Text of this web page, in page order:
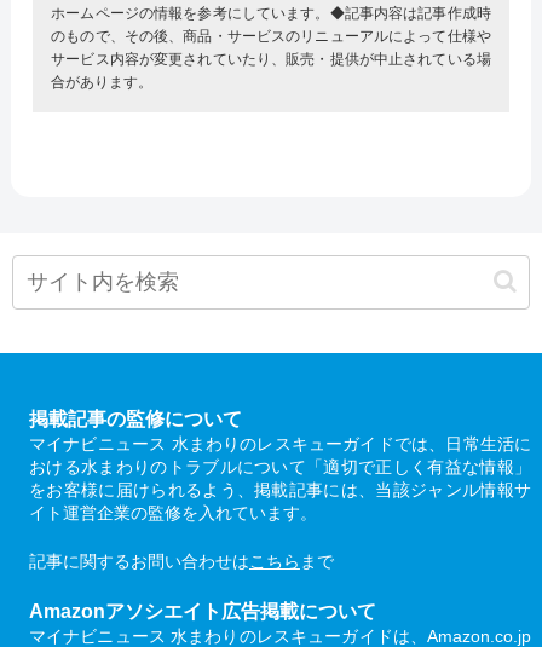
ホームページの情報を参考にしています。◆記事内容は記事作成時
のもので、その後、商品・サービスのリニューアルによって仕様や
サービス内容が変更されていたり、販売・提供が中止されている場
合があります。
掲載記事の監修について
マイナビニュース 水まわりのレスキューガイドでは、日常生活に
おける水まわりのトラブルについて「適切で正しく有益な情報」
をお客様に届けられるよう、掲載記事には、当該ジャンル情報サ
イト運営企業の監修を入れています。
記事に関するお問い合わせはこちら まで
Amazonアソシエイト広告掲載について
マイナビニュース 水まわりのレスキューガイドは、Amazon.co.jp